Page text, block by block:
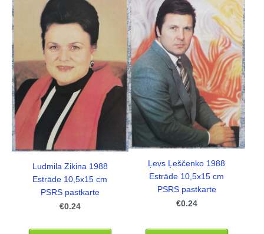
Ludmila Zikina 1988
Estrāde 10,5x15 cm
PSRS pastkarte
€0.24
Ļevs Ļeščenko 1988
Estrāde 10,5x15 cm
PSRS pastkarte
€0.24